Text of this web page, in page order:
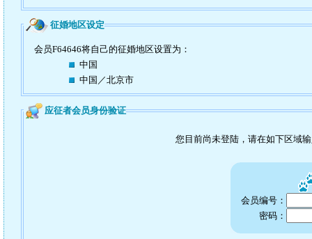
征婚地区设定
会员F64646将自己的征婚地区设置为：
中国
中国／北京市
应征者会员身份验证
您目前尚未登陆，请在如下区域
会员编号：
密码：